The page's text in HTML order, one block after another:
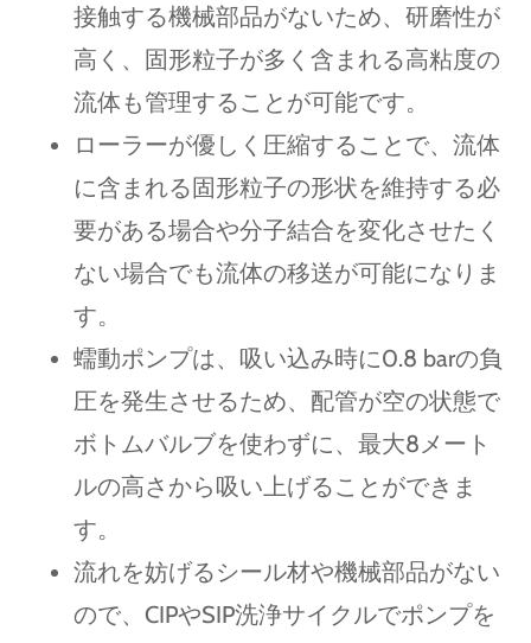
接触する機械部品がないため、研磨性が
高く、固形粒子が多く含まれる高粘度の
流体も管理することが可能です。
ローラーが優しく圧縮することで、流体
に含まれる固形粒子の形状を維持する必
要がある場合や分子結合を変化させたく
ない場合でも流体の移送が可能になりま
す。
蠕動ポンプは、吸い込み時に0.8 barの負
圧を発生させるため、配管が空の状態で
ボトムバルブを使わずに、最大8メート
ルの高さから吸い上げることができま
す。
流れを妨げるシール材や機械部品がない
ので、CIPやSIP洗浄サイクルでポンプを